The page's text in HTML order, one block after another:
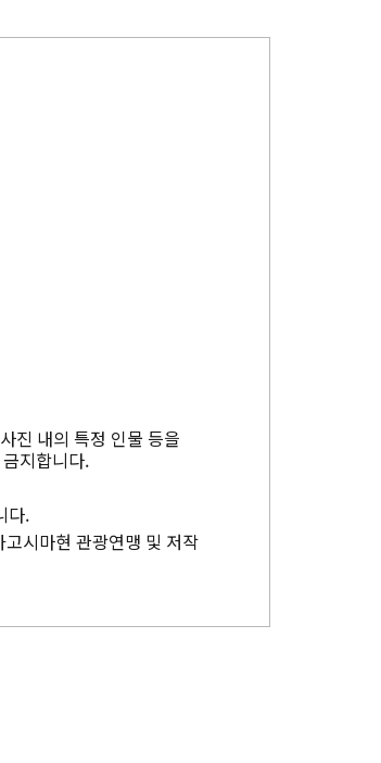
진 내의 특정 인물 등을
지합니다.
다.
시마현 관광연맹 및 저작